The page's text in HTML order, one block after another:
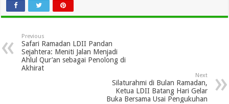
Previous
Safari Ramadan LDII Pandan
Sejahtera: Meniti Jalan Menjadi
Ahlul Qur’an sebagai Penolong di
Akhirat
Next
Silaturahmi di Bulan Ramadan,
Ketua LDII Batang Hari Gelar
Buka Bersama Usai Pengukuhan